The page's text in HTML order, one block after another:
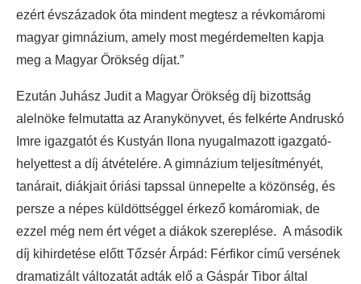
ezért évszázadok óta mindent megtesz a révkomáromi
magyar gimnázium, amely most megérdemelten kapja
meg a Magyar Örökség díjat.”
Ezután Juhász Judit a Magyar Örökség díj bizottság
alelnöke felmutatta az Aranykönyvet, és felkérte Andruskó
Imre igazgatót és Kustyán Ilona nyugalmazott igazgató-
helyettest a díj átvételére. A gimnázium teljesítményét,
tanárait, diákjait óriási tapssal ünnepelte a közönség, és
persze a népes küldöttséggel érkező komáromiak, de
ezzel még nem ért véget a diákok szereplése. A második
díj kihirdetése előtt Tőzsér Árpád: Férfikor című versének
dramatizált változatát adták elő a Gáspár Tibor által